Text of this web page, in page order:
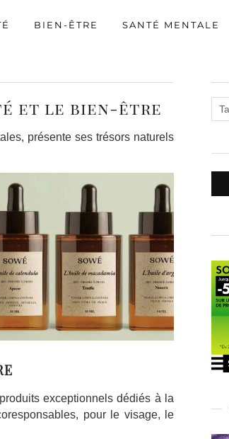
BIEN-ÊTRE SANTÉ MENTALE
et le bien-être
présente ses trésors naturels
exceptionnels dédiés à la
pour le visage, le